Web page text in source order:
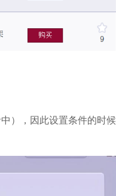
），因此设置条件的时候